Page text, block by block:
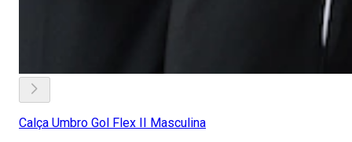
Calça Umbro Gol Flex II Masculina